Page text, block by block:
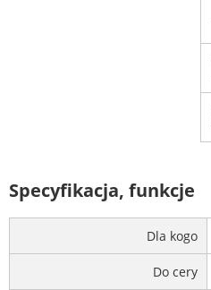
Specyfikacja, funkcje
Dla kogo
Do cery